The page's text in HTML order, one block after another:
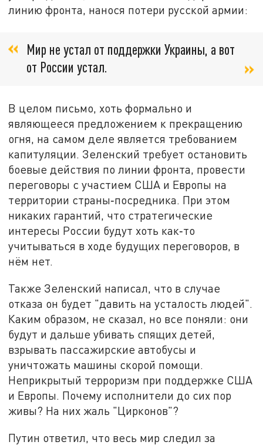
линию фронта, нанося потери русской армии:
Мир не устал от поддержки Украины, а вот
от России устал.
В целом письмо, хоть формально и
являющееся предложением к прекращению
огня, на самом деле является требованием
капитуляции. Зеленский требует остановить
боевые действия по линии фронта, провести
переговоры с участием США и Европы на
территории страны‑посредника. При этом
никаких гарантий, что стратегические
интересы России будут хоть как‑то
учитываться в ходе будущих переговоров, в
нём нет.
Также Зеленский написал, что в случае
отказа он будет "давить на усталость людей".
Каким образом, не сказал, но все поняли: они
будут и дальше убивать спящих детей,
взрывать пассажирские автобусы и
уничтожать машины скорой помощи.
Неприкрытый терроризм при поддержке США
и Европы. Почему исполнители до сих пор
живы? На них жаль "Цирконов"?
Путин ответил, что весь мир следил за